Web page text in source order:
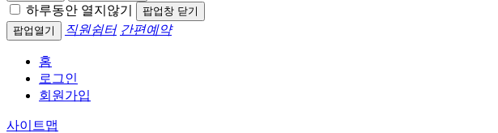
하루동안 열지않기
팝업창 닫기
팝업열기
직원쉼터 간편예약
홈
로그인
회원가입
사이트맵